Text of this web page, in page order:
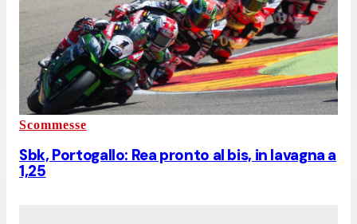
Scommesse
Sbk, Portogallo: Rea pronto al bis, in lavagna a
1,25